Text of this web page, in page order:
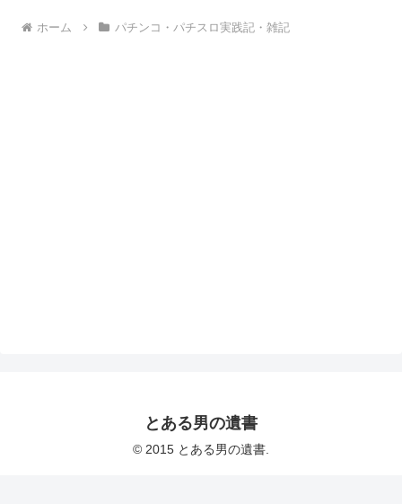
ホーム パチンコ・パチスロ実践記・雑記
とある男の遺書
© 2015 とある男の遺書.